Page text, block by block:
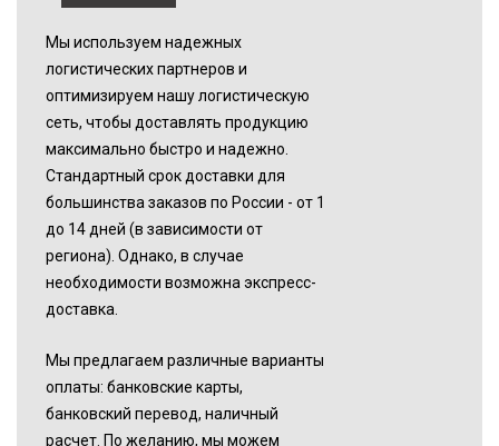
Мы используем надежных
логистических партнеров и
оптимизируем нашу логистическую
сеть, чтобы доставлять продукцию
максимально быстро и надежно.
Стандартный срок доставки для
большинства заказов по России - от 1
до 14 дней (в зависимости от
региона). Однако, в случае
необходимости возможна экспресс-
доставка.
Мы предлагаем различные варианты
оплаты: банковские карты,
банковский перевод, наличный
расчет. По желанию, мы можем